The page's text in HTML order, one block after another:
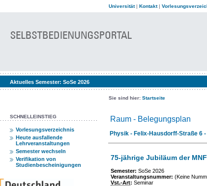
Universität| Kontakt|
Aktuelles Semester: SoSe 2026
Sie sind hier: Startseite
SCHNELLEINSTIEG
Vorlesungsverzeichnis
Heute ausfallende
Lehrveranstaltungen
Semester wechseln
Verifikation von
Studienbescheinigungen
Raum - Belegungsplan
Physik - Felix-Hausdorff-Straße 6
75-jährige Jubiläum der MNF
Semester: SoSe 2026
Veranstaltungsnummer: (Keine
Vst.-Art: Seminar